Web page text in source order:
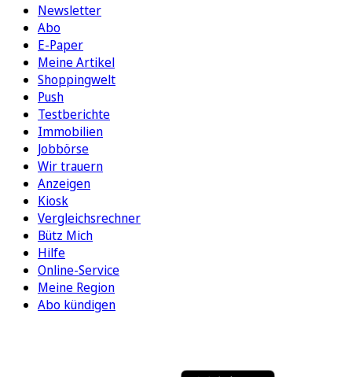
Newsletter
Abo
E-Paper
Meine Artikel
Shoppingwelt
Push
Testberichte
Immobilien
Jobbörse
Wir trauern
Anzeigen
Kiosk
Vergleichsrechner
Bütz Mich
Hilfe
Online-Service
Meine Region
Abo kündigen